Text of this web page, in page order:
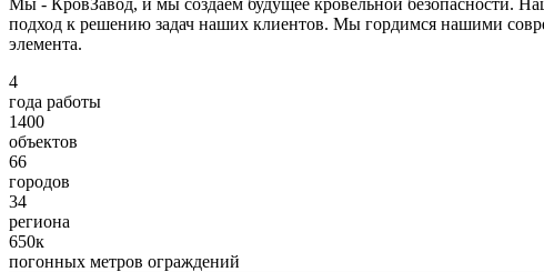
подход к решению задач наших клиентов. Мы гордимся нашими
элемента.
4
года работы
1400
объектов
66
городов
34
региона
650к
погонных метров ограждений